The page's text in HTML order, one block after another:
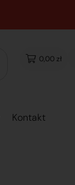
0,00 zł
Kontakt